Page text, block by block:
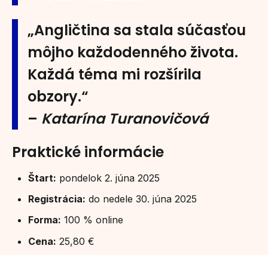
„Angličtina sa stala súčasťou
môjho každodenného života.
Každá téma mi rozšírila
obzory.“
– Katarína Turanovičová
Praktické informácie
Štart: pondelok 2. júna 2025
Registrácia: do nedele 30. júna 2025
Forma: 100 % online
Cena: 25,80 €